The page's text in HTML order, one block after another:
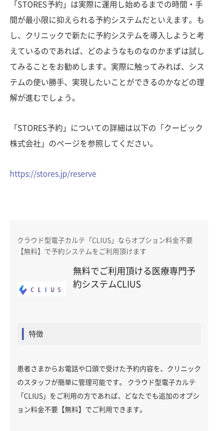
「STORES予約」は実際に運用し始めるまでの時間・手
間が最小限に抑えられる予約システムだといえます。も
し、クリニックで新たに予約システムを導入しようと考
えているのであれば、どのようなものなのかまずは試し
てみることをお勧めします。実際に触ってみれば、シス
テムの使い勝手、実現したいことができるのかなどの理
解が進むでしょう。
「STORES予約」についての詳細は以下の「クービック
株式会社」のページを参照してください。
https://stores.jp/reserve
クラウド型電子カルテ「CLIUS」ならオプション料金不要
【無料】で予約システムをご利用頂けます
無料でご利用頂ける医療専門予
約システムCLIUS
特徴
患者さまからお電話や口頭で受けた予約内容を、クリニック
のスタッフが簡単に管理可能です。 クラウド型電子カルテ
「CLIUS」をご利用の方であれば、どなたでも追加のオプシ
ョン料金不要【無料】でご利用できます。